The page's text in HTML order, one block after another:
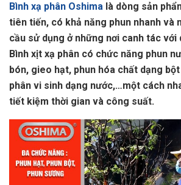
Bình xạ phân Oshima là dòng sản
tiên tiến, có khả năng phun nhanh và
cầu sử dụng ở những nơi canh tác với
Bình xịt xạ phân có chức năng phun
bón, gieo hạt, phun hóa chất dạng
phân vi sinh dạng nước,…một cách
tiết kiệm thời gian và công suất.